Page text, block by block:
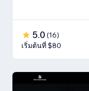
5.0 (16)
เริ่มต้นที่ $80